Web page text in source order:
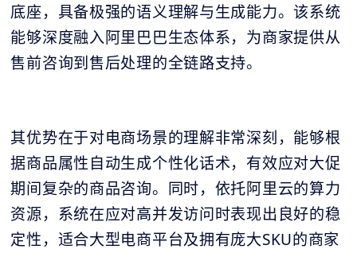
底座，具备极强的语义理解与生成能力。该系统
能够深度融入阿里巴巴生态体系，为商家提供从
售前咨询到售后处理的全链路支持。
其优势在于对电商场景的理解非常深刻，能够根
据商品属性自动生成个性化话术，有效应对大促
期间复杂的商品咨询。同时，依托阿里云的算力
资源，系统在应对高并发访问时表现出良好的稳
定性，适合大型电商平台及拥有庞大SKU的商家